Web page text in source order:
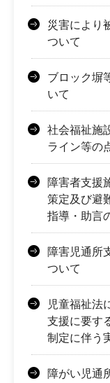
災害により
ついて
ブロック塀
いて
社会福祉施
ライン等の
障害者支援
策定及び避
指導・助言
障害児通所
ついて
児童福祉法
支援に要す
制定に伴う
障がい児通